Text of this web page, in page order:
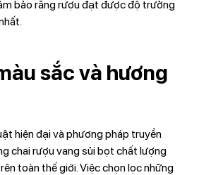
bảo rằng rượu đạt được độ trưởng
sắc và hương
hiện đại và phương pháp truyền
chai rượu vang sủi bọt chất lượng
toàn thế giới. Việc chọn lọc những